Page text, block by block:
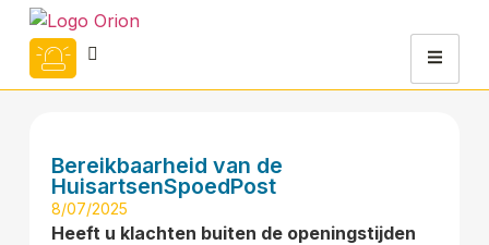
Bereikbaarheid van de
HuisartsenSpoedPost
8/07/2025
Heeft u klachten buiten de openingstijden